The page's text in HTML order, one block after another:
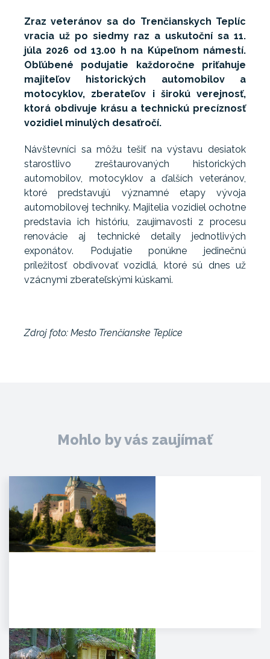
Zraz veteránov sa do Trenčianskych Teplíc
vracia už po siedmy raz a uskutoční sa 11.
júla 2026 od 13.00 h na Kúpeľnom námestí.
Obľúbené podujatie každoročne priťahuje
majiteľov historických automobilov a
motocyklov, zberateľov i širokú verejnosť,
ktorá obdivuje krásu a technickú precíznosť
vozidiel minulých desaťročí.
Návštevníci sa môžu tešiť na výstavu desiatok
starostlivo zreštaurovaných historických
automobilov, motocyklov a ďalších veteránov,
ktoré predstavujú významné etapy vývoja
automobilovej techniky. Majitelia vozidiel ochotne
predstavia ich históriu, zaujímavosti z procesu
renovácie aj technické detaily jednotlivých
exponátov. Podujatie ponúkne jedinečnú
príležitosť obdivovať vozidlá, ktoré sú dnes už
vzácnymi zberateľskými kúskami.
Zdroj foto: Mesto Trenčianske Teplice
Mohlo by vás zaujímať